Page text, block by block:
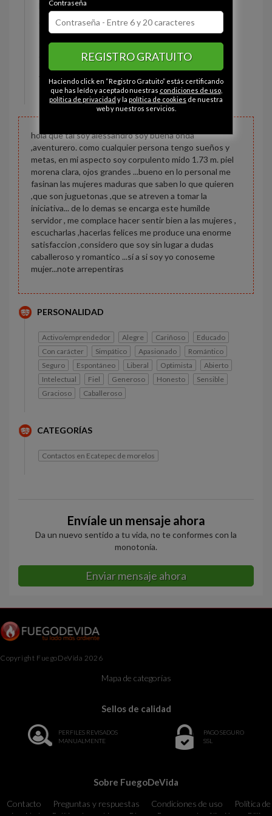
Estado civil:
Ojos: Marrón
Constitución: Deportista
Altura: 173 cm
Peso: 77 kg
hola que tal soy alessandro soy buena onda
,aventurero. como cualquier persona tengo sueños y
metas, en mi aspecto soy corpulento mido 1.73 m. piel
morena clara, ojos grandes ...bueno en lo personal me
fasinan las mujeres maduras que saben lo que quieren
,que son juguetonas ,que se atreven a tomar la
iniciativa... de lo demas se encarga este humilde
servidor , me complace hacer sentir bien a las mujeres ,
escucharlas ,hacerlas felices me produce una enorme
satisfaccion ,considero que soy sin lugar a dudas
caballeroso y romantico ...sí a si soy yo conoseme
mujer...note arrepentiras
PERSONALIDAD
Activo/emprendedor Alegre Cariñoso
Educado
Con carácter
Simpático Apasionado
Romántico
Seguro
Espontáneo Liberal Optimista
Abierto
Intelectual
Fiel Generoso Honesto
Sensible
Gracioso
Caballeroso
CATEGORÍAS
Contactos en Ecatepec de morelos
Envíale un mensaje ahora
Da un nuevo sentido a tu vida, no te conformes con la
monotonía.
Enviar mensaje ahora
Contraseña
REGISTRO GRATUITO
Haciendo click en “Registro Gratuito” estás certificando
que has leído y aceptado nuestras condiciones de uso,
política de privacidad y la política de cookies de nuestra
web y nuestros servicios.
Copyright FuegoDeVida 2026
Mapa de categorías
Sellos de calidad
PERFILES REVISADOS
MANUALMENTE
PAGO SEGURO
SSL
Sobre FuegoDeVida
Contacto Preguntas y respuestas Condiciones de uso
Política de